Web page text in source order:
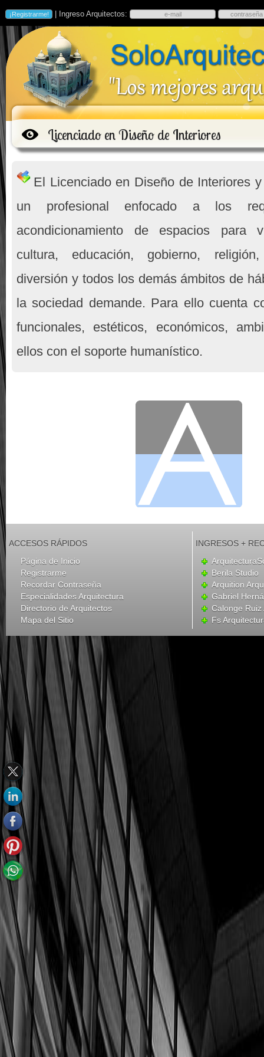
| Ingreso Arquitectos:
Licenciado en Diseño de Interiores
El Licenciado en Diseño de Interiores
un profesional enfocado a los
acondicionamiento de espacios para
cultura, educación, gobierno,
diversión y todos los demás ámbitos de
la sociedad demande. Para ello cuenta
funcionales, estéticos, económicos,
ellos con el soporte humanístico.
ACCESOS RÁPIDOS
Página de Inicio
Registrarme
Recordar Contraseña
Especialidades Arquitectura
Directorio de Arquitectos
Mapa del Sitio
INGRESOS +
Berila Studio
Arquition
Gabriel
Calonge Ruiz
Fs